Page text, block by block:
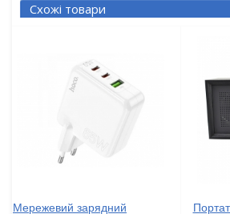
Схожі товари
Мережевий зарядний